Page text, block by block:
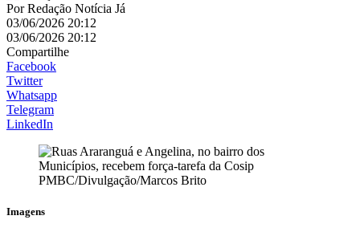
PorRedação Notícia Já
03/06/2026 20:12
03/06/2026 20:12
Compartilhe
Facebook
Twitter
Whatsapp
Telegram
LinkedIn
PMBC/Divulgação/Marcos Brito
Imagens